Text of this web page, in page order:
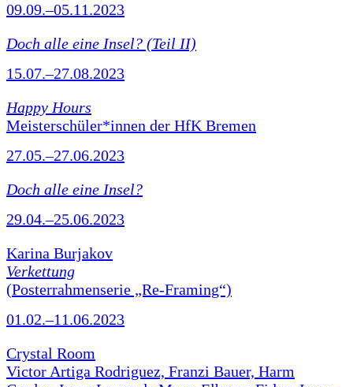
09.09.–05.11.2023
Doch alle eine Insel? (Teil II)
15.07.–27.08.2023
Happy Hours
Meisterschüler*innen der HfK Bremen
27.05.–27.06.2023
Doch alle eine Insel?
29.04.–25.06.2023
Karina Burjakov
Verkettung
(Posterrahmenserie „Re-Framing“)
01.02.–11.06.2023
Crystal Room
Victor Artiga Rodriguez, Franzi Bauer, Harm